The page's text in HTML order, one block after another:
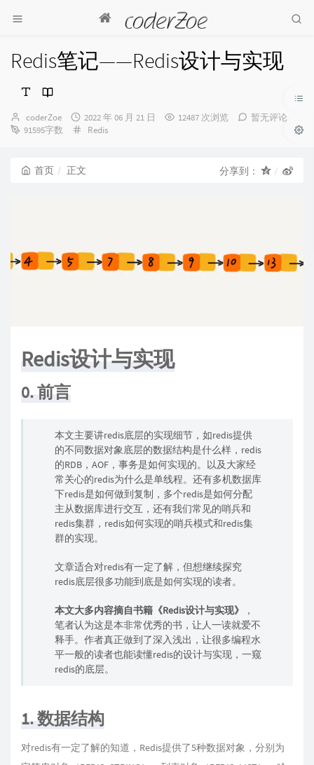
Redis笔记——Redis设计与实现
博
主：
coderZoe
发
布
2022 年 06 月 21 日 12487 次浏览
暂无评论
91595字数
分
Redis
首页 正文 分享到：
Redis设计与实现
0. 前言
本文主要讲redis底层的实现细节，如redis提供
的不同数据对象底层的数据结构是什么样，redis
的RDB，AOF，事务是如何实现的。以及大家经
常关心的redis为什么是单线程。还有多机数据库
下redis是如何做到复制，多个redis是如何分配
主从数据库进行交互，还有我们常见的哨兵和
redis集群，redis如何实现的哨兵模式和redis集
群的实现。
文章适合对redis有一定了解，但想继续探究
redis底层很多功能到底是如何实现的读者。
本文大多内容摘自书籍《Redis设计与实现》
，
笔者认为这是本非常优秀的书，让人一读就爱不
释手。作者真正做到了深入浅出，让很多编程水
平一般的读者也能读懂redis的设计与实现，一窥
redis的底层。
1. 数据结构
对redis有一定了解的知道，Redis提供了5种数据对象，分别为